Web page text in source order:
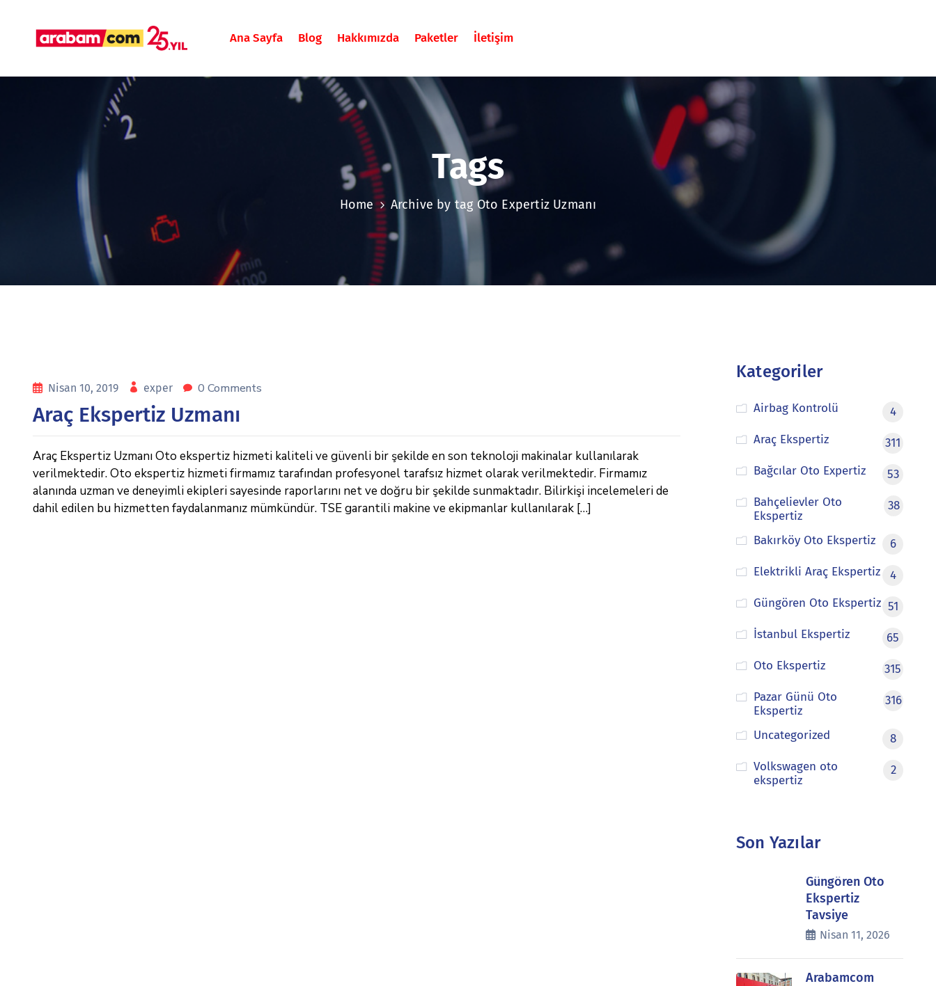
Ana Sayfa Blog Hakkımızda Paketler İletişim
Tags
Home Archive by tag Oto Expertiz Uzmanı
Nisan 10, 2019 exper 0 Comments
Araç Ekspertiz Uzmanı
Araç Ekspertiz Uzmanı Oto ekspertiz hizmeti kaliteli ve güvenli bir şekilde en son teknoloji makinalar kullanılarak
verilmektedir. Oto ekspertiz hizmeti firmamız tarafından profesyonel tarafsız hizmet olarak verilmektedir. Firmamız
alanında uzman ve deneyimli ekipleri sayesinde raporlarını net ve doğru bir şekilde sunmaktadır. Bilirkişi incelemeleri de
dahil edilen bu hizmetten faydalanmanız mümkündür. TSE garantili makine ve ekipmanlar kullanılarak […]
Kategoriler
Airbag Kontrolü
4
Araç Ekspertiz
311
Bağcılar Oto Expertiz
53
Bahçelievler Oto
Ekspertiz
38
Bakırköy Oto Ekspertiz
6
Elektrikli Araç Ekspertiz
4
Güngören Oto Ekspertiz 51
İstanbul Ekspertiz
65
Oto Ekspertiz
315
Pazar Günü Oto
Ekspertiz
316
Uncategorized
8
Volkswagen oto
ekspertiz
2
Son Yazılar
Güngören Oto
Ekspertiz
Tavsiye
Nisan 11, 2026
Arabamcom